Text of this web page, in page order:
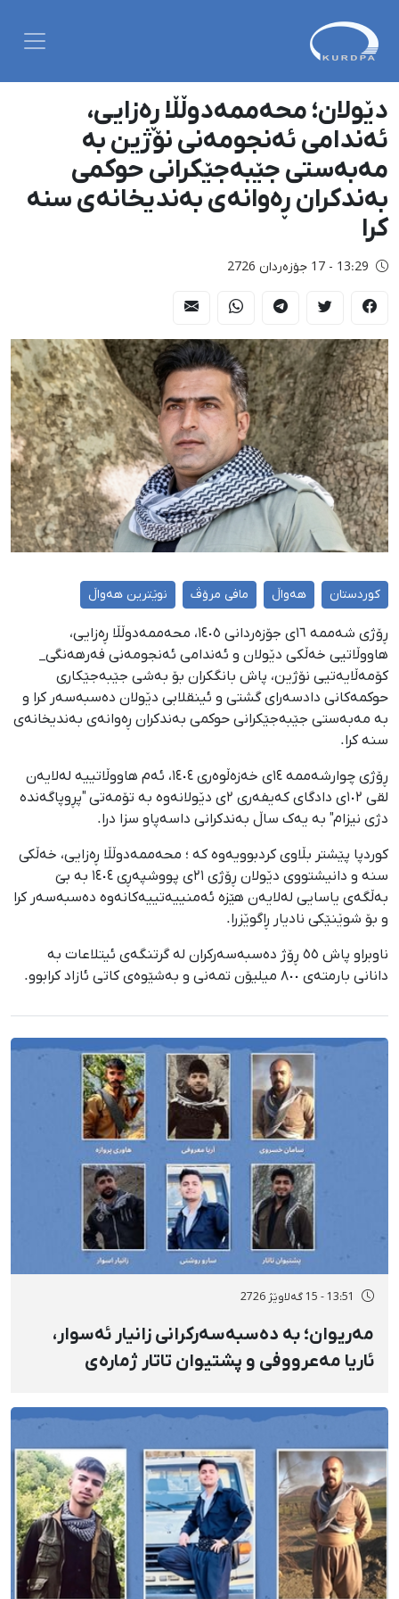
دێولان؛ محەممەدوڵڵا ڕەزایی،
ئەندامی ئەنجومەنی نۆژین بە
مەبەستی جێبەجێکرانی حوکمی
بەندکران ڕەوانەی بەندیخانەی سنە
کرا
13:29 - 17 جۆزەردان 2726
کوردستان هەواڵ مافی مرۆڤ نوێترین هەواڵ
ڕۆژی شەممە ١٦ی جۆزەردانی ١٤٠٥، محەممەدوڵڵا ڕەزایی،
هاووڵاتیی خەڵكی دێولان و ئەندامی ئەنجومەنی فەرهەنگی_
کۆمەڵایەتیی نۆژین، پاش بانگکران بۆ بەشی جێبەجێکاری
حوکمەکانی دادسەرای گشتی و ئینقلابی دێولان دەسبەسەر کرا و
بە مەبەستی جێبەجێکرانی حوکمی بەندکران ڕەوانەی بەندیخانەی
سنە کرا.
ڕۆژی چوارشەممە ١٤ی خەزەڵوەری ١٤٠٤، ئەم هاووڵاتییە لەلایەن
لقی ١٠٢ی دادگای کەیفەری ٢ی دێولانەوە بە تۆمەتی "پڕوپاگەندە
دژی نیزام" بە یەک ساڵ بەندکرانی داسەپاو سزا درا.
کوردپا پێشتر بڵاوی کردبوویەوە کە ؛ محەممەدوڵڵا ڕەزایی، خەڵکی
سنە و دانیشتووی دێولان ڕۆژی ٢١ی پووشپەڕی ١٤٠٤ بە بێ
بەڵگەی یاسایی لەلایەن هێزە ئەمنییەتییەکانەوە دەسبەسەر کرا
و بۆ شوێنێکی نادیار ڕاگوێزرا.
ناوبراو پاش ٥٥ ڕۆژ دەسبەسەرکران لە گرتنگەی ئیتلاعات بە
دانانی بارمتەی ٨٠٠ میلیۆن تمەنی و بەشێوەی کاتی ئازاد کرابوو.
13:51 - 15 گەلاوێژ 2726
مەریوان؛ بە دەسبەسەرکرانی زانیار ئەسوار،
ئاریا مەعرووفی و پشتیوان تاتار ژمارەی
بۆ شەش کەس زیادی کرد